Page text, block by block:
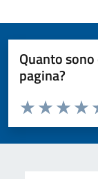
Quanto
pagina?
Valuta da 1 a 5
Valuta 3
Valuta 2
Valuta 1 stelle